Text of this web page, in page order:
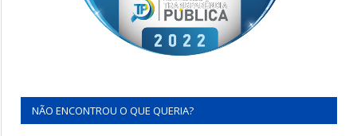
NÃO ENCONTROU O QUE QUERIA?